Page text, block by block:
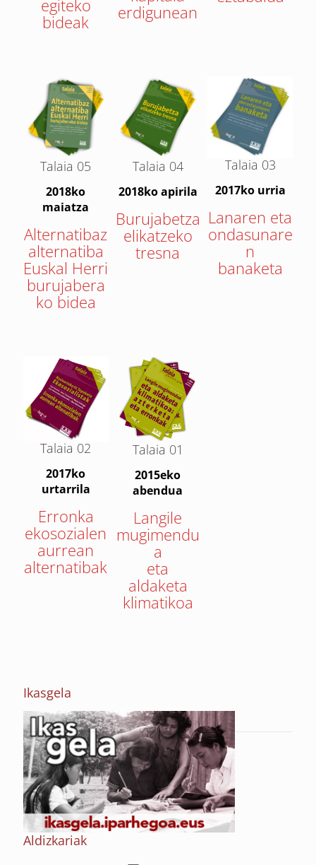
egiteko
bideak
erdigunean
Talaia 05
2018ko
maiatza
Alternatibaz
alternatiba
Euskal Herri
burujabera
ko bidea
Talaia 04
2018ko apirila
Burujabetza
elikatzeko
tresna
Talaia 03
2017ko urria
Lanaren eta
ondasunare
n
banaketa
Talaia 02
2017ko
urtarrila
Erronka
ekosozialen
aurrean
alternatibak
Talaia 01
2015eko
abendua
Langile
mugimendu
a
eta
aldaketa
klimatikoa
Ikasgela
Aldizkariak